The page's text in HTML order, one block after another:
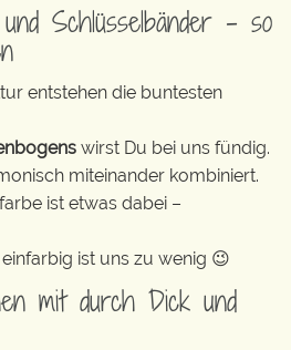
Schlüsselbänder – so
entstehen die buntesten
wirst Du bei uns fündig.
miteinander kombiniert.
ist etwas dabei –
ist uns zu wenig 😉
mit durch Dick und